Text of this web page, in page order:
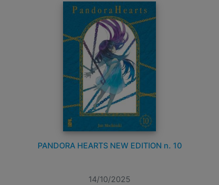
PANDORA HEARTS NEW EDITION n. 10
14/10/2025